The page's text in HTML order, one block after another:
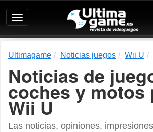
Ultimagame:
Revista
de
Ultimagame Noticias juegos Wii U
Noticias de
coches y motos
Wii U
Las noticias, opiniones,